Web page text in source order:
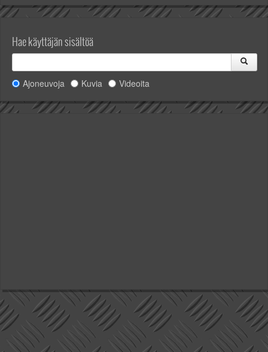
Kuopion sää
Rovaniemen sää
MUUT
VIP-jäsenyys
Suunnittele oma paita
Mainostus
Palaute
Hae käyttäjän sisältöä
Ajoneuvoja Kuvia Videoita